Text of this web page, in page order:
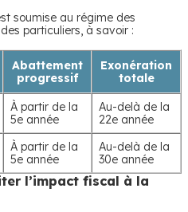
soumise au régime des
particuliers, à savoir :
Abattement
progressif
Exonération
totale
À partir de la
5e année
Au-delà de la
22e année
À partir de la
5e année
Au-delà de la
30e année
l’impact fiscal à la